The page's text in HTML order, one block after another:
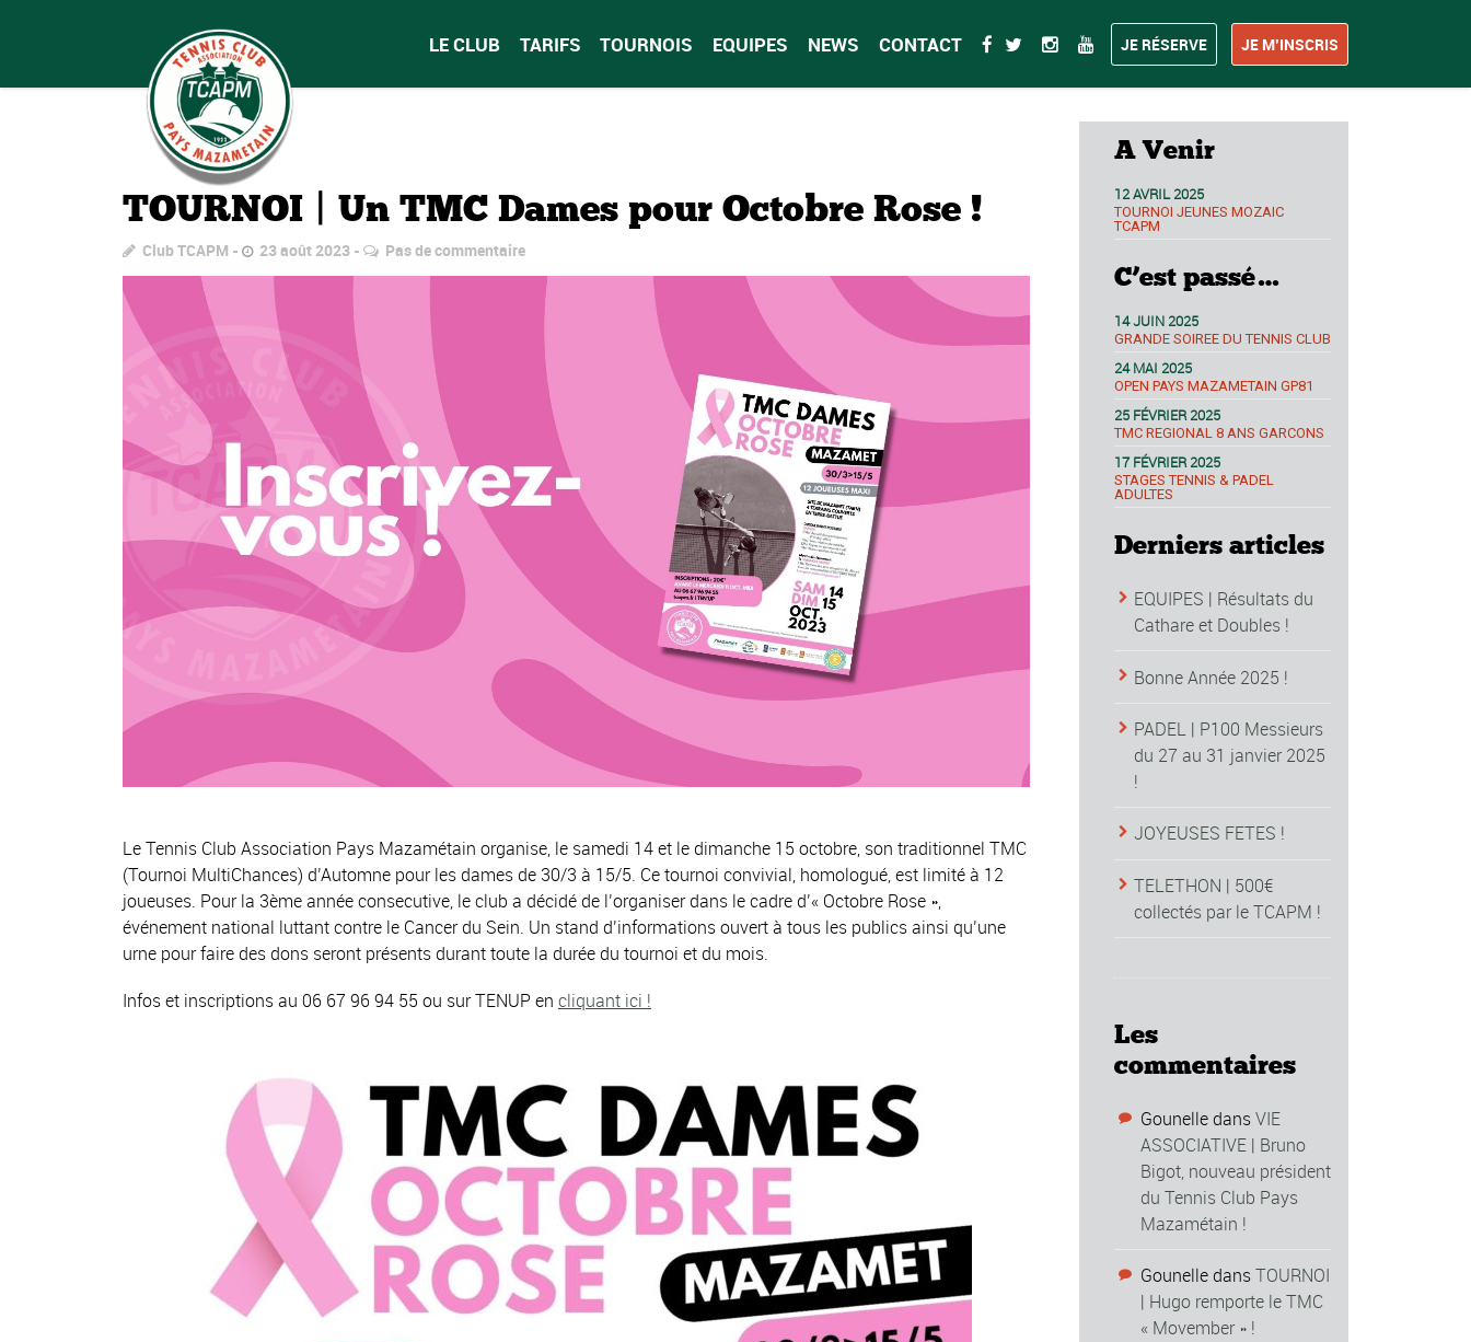
LE CLUB TARIFS TOURNOIS EQUIPES NEWS CONTACT JE RÉSERVE JE M’INSCRIS
TOURNOI | Un TMC Dames pour Octobre Rose !
Club TCAPM 23 août 2023 Pas de commentaire
Le Tennis Club Association Pays Mazamétain organise, le samedi 14 et le dimanche 15 octobre, son traditionnel TMC
(Tournoi MultiChances) d’Automne pour les dames de 30/3 à 15/5. Ce tournoi convivial, homologué, est limité à 12
joueuses. Pour la 3ème année consecutive, le club a décidé de l’organiser dans le cadre d’« Octobre Rose »,
événement national luttant contre le Cancer du Sein. Un stand d’informations ouvert à tous les publics ainsi qu’une
urne pour faire des dons seront présents durant toute la durée du tournoi et du mois.
Infos et inscriptions au 06 67 96 94 55 ou sur TENUP en cliquant ici !
A Venir
12 AVRIL 2025
TOURNOI JEUNES MOZAIC
TCAPM
C’est passé…
14 JUIN 2025
GRANDE SOIREE DU TENNIS CLUB
24 MAI 2025
OPEN PAYS MAZAMETAIN GP81
25 FÉVRIER 2025
TMC REGIONAL 8 ANS GARCONS
17 FÉVRIER 2025
STAGES TENNIS & PADEL
ADULTES
Derniers articles
EQUIPES | Résultats du
Cathare et Doubles !
Bonne Année 2025 !
PADEL | P100 Messieurs
du 27 au 31 janvier 2025
!
JOYEUSES FETES !
TELETHON | 500€
collectés par le TCAPM !
Les
commentaires
GounelledansVIE
ASSOCIATIVE | Bruno
Bigot, nouveau président
du Tennis Club Pays
Mazamétain !
GounelledansTOURNOI
| Hugo remporte le TMC
« Movember » !